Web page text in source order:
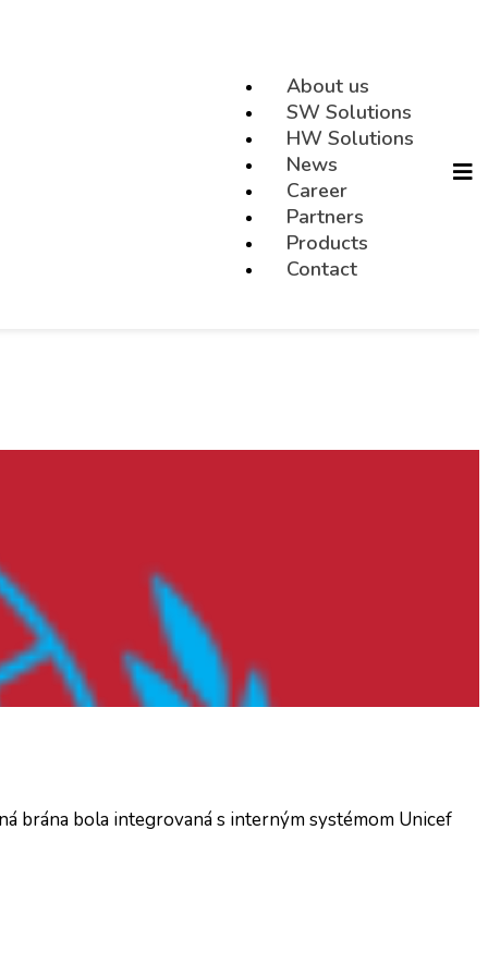
About us
SW Solutions
HW Solutions
News
Career
Partners
Products
Contact
brána bola integrovaná s interným systémom Unicef